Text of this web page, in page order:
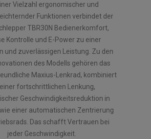
Vielzahl ergonomischer und
Funktionen verbindet der
TBR30N Bedienerkomfort,
Kontrolle und E-Power zu einer
und zuverlässigen Leistung. Zu den
des Modells gehören das
Maxius-Lenkrad, kombiniert
fortschrittlichen Lenkung,
Geschwindigkeitsreduktion in
einer automatischen Zentrierung
Das schafft Vertrauen bei
jeder Geschwindigkeit.